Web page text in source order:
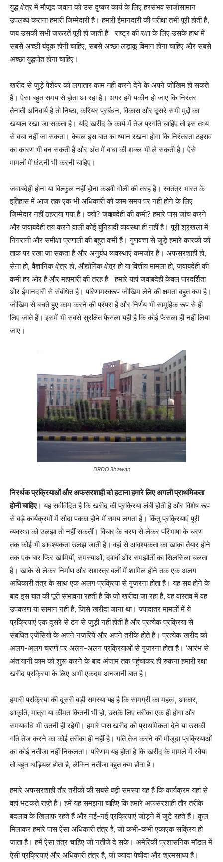
युद्ध क्षेत्र में मौजूद जवान को उस दुष्कर कार्य के लिए हरसंभव साजोसामान
उपलब्ध कराना हमारी जिम्मेदारी है। हमारी ईमानदारी की परीक्षा तभी पूरी होती है,
जब उसकी सभी जरूरतें पूरी हो जाती हैं। राष्ट्र की रक्षा के लिए उसके हाथ में
सबसे अच्छी बंदूक होनी चाहिए, सबसे अच्छा लड़ाकू विमान होना चाहिए और सबसे
अच्छा युद्धपोत होना चाहिए।
खरीद से जुड़े पेशेवर को लगातार काम नहीं करने देने के अपने जोखिम हो सकते
हैं। ऐसा बहुत समय से होता आ रहा है। अगर हमें यकीन हो जाए कि निरंतर
तैनाती अनिवार्य है तो निष्ठा, करियर प्रबंधन, विकास और दूसरे सभी मुद्दों का
खयाल रखा जा सकता है। यदि खरीद के कार्य में तेज प्रगति चाहिए तो इस तथ्य
से बचा नहीं जा सकता। केवल इस बात का ध्यान रखना होगा कि निरंतरता ठहराव
का कारण भी बन सकती है और अंत में बाधा की शक्ल भी ले सकती है। ऐसे
मामलों में छंटनी भी करनी चाहिए।
जवाबदेही होना या बिल्कुल नहीं होना कड़वी गोली की तरह है। स्वतंत्र भारत के
इतिहास में आज तक एक भी अधिकारी को काम समय पर नहीं होने के लिए
जिम्मेदार नहीं ठहराया गया है। क्यों? जवाबदेही की कमी? हमारे पास जांच करने
और जवाबदेही तय करने वाली कोई बुनियादी व्यवस्था ही नहीं है। पूरी श्रृंखला में
निगरानी और समीक्षा प्रणाली की बहुत कमी है। गुणवत्ता से जुड़े हमारे कारकों को
ताक पर रखा जा सकता है और अनुबंध व्यवस्थाएं कमजोर हैं। अफसरशाही हो,
सेना हो, वैज्ञानिक क्षेत्र हो, औद्योगिक क्षेत्र हो या वित्तीय मामला हो, जवाबदेही की
कमी हर ओर है और महामारी की तरह है। हमारे यहां जवाबदेही केवल पारदर्शिता
और ईमानदारी से संबंधित है। परिणामस्वरूप जोखिम लेने की क्षमता बहुत कम है।
जोखिम से बचते हुए काम करने की परंपरा है और निर्णय भी सामूहिक रूप से ही
लिए जाते हैं। इसमें भी सबसे सुरक्षित फैसला यही है कि कोई फैसला ही नहीं लिया
जाए।
DRDO Bhawan
निरर्थक प्रक्रियाओं और अफसरशाही को हटाना हमारे लिए अगली प्राथमिकता
होनी चाहिए। यह सर्वविदित है कि खरीद की प्रक्रिया लंबी होती है और विशेष रूप
से बड़े कार्यक्रमों में सौदा पक्का होने में समय लगता है। किंतु प्रक्रियाएं पूरी
व्यवस्था को उलझा तो नहीं सकतीं। विचार के चरण से लेकर परिभाषा के चरण
तक कोई भी आवश्यकता उलझ जाती है। वहां से आवश्यकता का खाका तैयार होने
तक एक बार फिर खामियों, समस्याओं, दबावों और समझौतों का सिलसिला चलता
है। खाके से लेकर निर्माण और सशस्त्र बलों में शामिल होने तक एक अलग
अधिकारी तंत्र के साथ एक अलग प्रक्रिया से गुजरना होता है। यह सब होने के
बाद इस बात की पूरी संभावना रहती है कि जो खरीदा जा रहा है, वह वास्तव में वह
उपकरण या सामान नहीं है, जिसे खरीदा जाना था। ज्यादातर मामलों में ये
प्रक्रियाएं एक दूसरे से ढंग से जुड़ी नहीं होती हैं और प्रत्येक प्रक्रिया से
संबंधित एजेंसियों के अपने नजरिये और अपने तरीके होते हैं। प्रत्येक खरीद को
अलग-अलग चरणों पर अलग-अलग प्रक्रियाओं से गुजरना होता है। ‘आरंभ से
अंत’यानी काम को शुरू करने के बाद अंजाम तक पहुंचाकर ही रुकना हमारी रक्षा
खरीद प्रक्रिया के लिए अभी एकदम अनजानी बात है।
हमारी प्रक्रिया की दूसरी बड़ी समस्या यह है कि सामग्री का महत्व, आकार,
आकृति, मात्रा या कीमत कितनी भी हो, उसके लिए तरीका एक ही होगा और
समयावधि भी उतनी ही रहेगी। हमारे पास खरीद को प्राथमिकता देने या उसकी
गति तेज करने का कोई तरीका ही नहीं है। गति तेज करने की मौजूदा प्रक्रियाओं
का कोई नतीजा नहीं निकलता। परिणाम यह होता है कि खरीद के मामले में रवैया
तो बहुत अड़ियल होता है, लेकिन नतीजा बहुत कम होता है।
हमारे अफसरशाही तौर तरीकों की सबसे बड़ी समस्या यह है कि कार्यक्रम यहां से
वहां भटकते रहते हैं। हमें यह समझना चाहिए कि हमारे अफसरशाही तौर तरीके
बदलाव के खिलाफ रहते हैं और नई-नई प्रक्रियाएं जोड़ने में जुटे रहते हैं। कुल
मिलाकर हमारे पास ऐसा अधिकारी तंत्र है, जो कभी-कभी एकाएक सक्रिय हो
जाता है। हमें ऐसा तंत्र चाहिए जो नतीजे दे सके। अमेरिकी प्रशासनिक मॉडल में
ऐसी प्रक्रियाएं और अधिकारी तंत्र है, जो ज्यादा पेचीदा और श्रमसाध्य है।